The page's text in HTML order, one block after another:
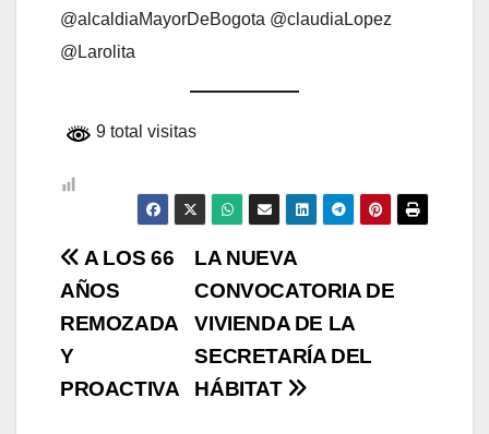
@alcaldiaMayorDeBogota @claudiaLopez
@Larolita
9 total visitas
Navegación
de
entradas
LA NUEVA
CONVOCATORIA DE
VIVIENDA DE LA
SECRETARÍA DEL
HÁBITAT
A LOS 66
AÑOS
REMOZADA
Y
PROACTIVA